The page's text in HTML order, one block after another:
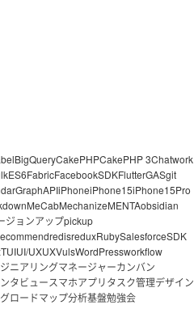
BigQueryCakePHPCakePHP 3Chatwork
ES6FabricFacebookSDKFlutterGASgit
GraphAPIiPhoneiPhone15iPhone15Pro
MeCabMechanizeMENTAobsidian
ジョンアップpickup
redisreduxRubySalesforceSDK
TUIUI/UXUXVulsWordPressworkflow
ニアリングマネージャーカンバン
タビュースマホアプリタスク管理デザイン
ロードマップ分析基盤勉強会